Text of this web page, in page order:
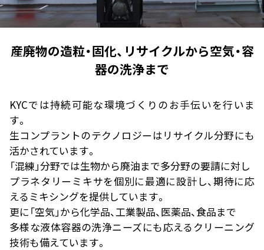
産廃物の造粒・固化、リサイクルから空気・容
器の洗浄まで
KYCでは持続可能な環境づくりのお手伝いを行いま
す。
生コンプラントのテクノロジーはリサイクル分野にも
活かされています。
「混練」分野では生物から廃油まで多分野の要請に対し
プラネタリーミキサを個別に最適に設計し、期待に応
えるミキシングを提供しています。
更に「空気」から化学品、工業製品、医薬品、食品まで
多様な液体容器の洗浄ニーズにも応えるクリーニング
技術も備えています。